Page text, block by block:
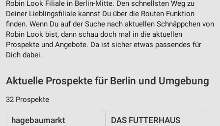
Robin Look Filiale in Berlin-Mitte. Den schnellsten Weg zu
Deiner Lieblingsfiliale kannst Du über die Routen-Funktion
finden. Wenn Du auf der Suche nach aktuellen Schnäppchen von
Robin Look bist, dann schau doch mal in die aktuellen
Prospekte und Angebote. Da ist sicher etwas passendes für
Dich dabei.
Aktuelle Prospekte für Berlin und Umgebung
32 Prospekte
hagebaumarkt DAS FUTTERHAUS